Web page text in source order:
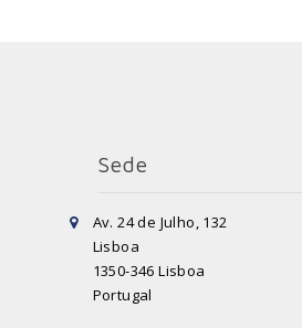
Sede
Av. 24 de Julho, 132
Lisboa
1350-346 Lisboa
Portugal